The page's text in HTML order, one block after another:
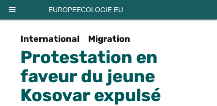
EUROPEECOLOGIE.EU
International Migration
Protestation en
faveur du jeune
Kosovar expulsé